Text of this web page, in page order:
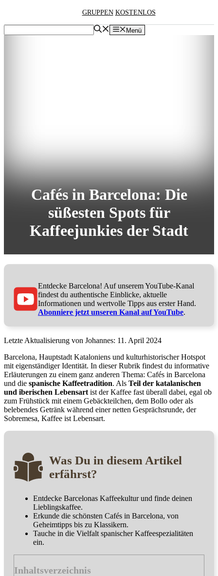
GRUPPEN KOSTENLOS
Menü
Cafés in Barcelona: Die
süßesten Spots für
Kaffeejunkies der Stadt
Entdecke Barcelona! Auf unserem YouTube-Kanal
findest du authentische Einblicke, aktuelle
Informationen und wertvolle Tipps aus erster Hand.
Abonniere jetzt unseren Kanal auf YouTube.
11. April 2024
Barcelona, Hauptstadt Kataloniens und kulturhistorischer Hotspot
mit eigenständiger Identität. In dieser Rubrik findest du informative
Erläuterungen zu einem ganz anderen Thema: Cafés in Barcelona
und die spanische Kaffeetradition. Als Teil der katalanischen
und iberischen Lebensart ist der Kaffee fast überall dabei, egal ob
zum Frühstück mit einem Gebäckteilchen, dem Bollo oder als
belebendes Getränk während einer netten Gesprächsrunde, der
Sobremesa, Kaffee ist Lebensart.
Was Du in diesem Artikel
erfährst?
Entdecke Barcelonas Kaffeekultur und finde deinen
Lieblingskaffee.
Erkunde die schönsten Cafés in Barcelona, von
Geheimtipps bis zu Klassikern.
Tauche in die Vielfalt spanischer Kaffeespezialitäten
ein.
Inhaltsverzeichnis